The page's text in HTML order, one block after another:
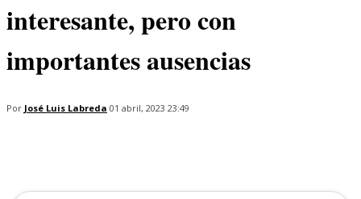
interesante, pero con
importantes ausencias
Por José Luis Labreda 01 abril, 2023 23:49